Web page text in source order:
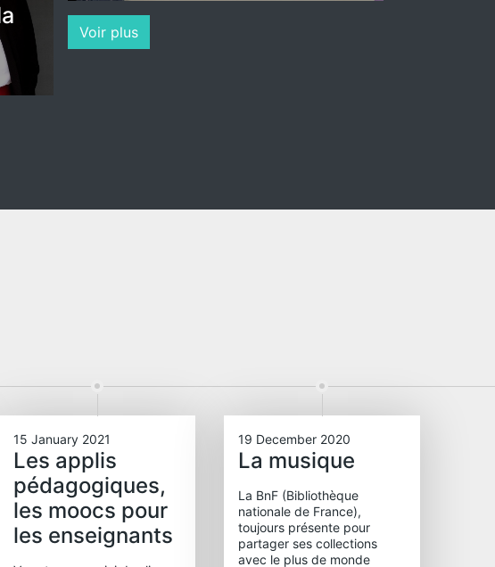
Voir plus
15 January 2021
Les applis
pédagogiques,
les moocs pour
les enseignants
19 December 2020
La musique
La BnF (Bibliothèque
nationale de France),
toujours présente pour
partager ses collections
avec le plus de monde